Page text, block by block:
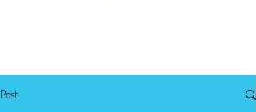
Post